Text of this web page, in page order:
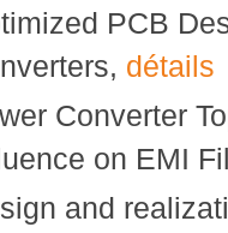
Care
PCB
détails
Converter
on EMI
and